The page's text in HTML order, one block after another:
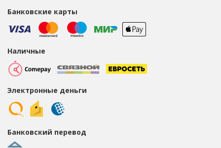
Банковские карты
Наличные
Электронные деньги
Банковский перевод